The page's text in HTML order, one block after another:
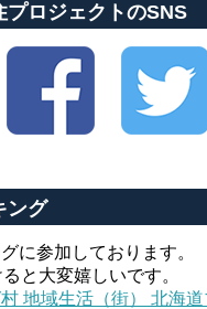
プロジェクトのSNS
ング
に参加しております。
ると大変嬉しいです。